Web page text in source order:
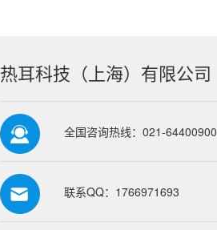
热耳科技（上海）有限公司
全国咨询热线：021-64400900
联系QQ：1766971693